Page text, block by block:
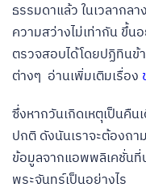
ธรรมดาแล้ว ในเวลากล
ความสว่างไม่เท่ากัน ขึ้น
ตรวจสอบได้โดยปฏิทินข้
ต่างๆ อ่านเพิ่มเติมเรื่อง
ซึ่งหากวันเกิดเหตุเป็นคื
ปกติ ดังนันเราจะต้องถ
ข้อมูลจากแอพพลิเคชั่นที่
พระจันทร์เป็นอย่างไร